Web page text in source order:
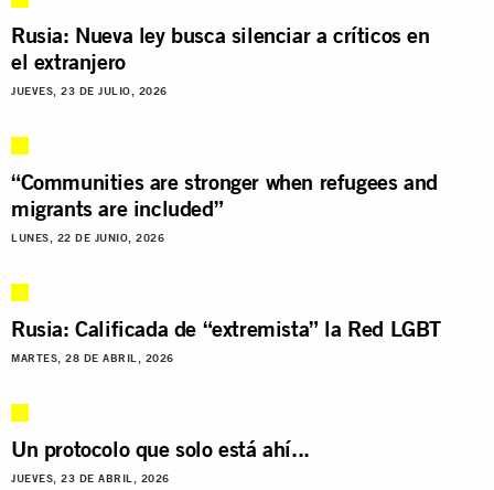
Rusia: Nueva ley busca silenciar a críticos en
el extranjero
JUEVES, 23 DE JULIO, 2026
“Communities are stronger when refugees and
migrants are included”
LUNES, 22 DE JUNIO, 2026
Rusia: Calificada de “extremista” la Red LGBT
MARTES, 28 DE ABRIL, 2026
Un protocolo que solo está ahí...
JUEVES, 23 DE ABRIL, 2026